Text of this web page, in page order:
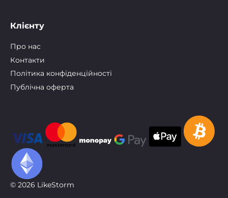
Клієнту
Про нас
Контакти
Політика конфіденційності
Публічна оферта
© 2026 LikeStorm